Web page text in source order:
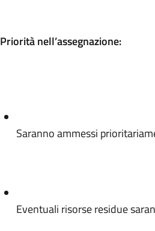
Priorità nell’assegnazione:
Saranno ammessi
Eventuali risorse residue